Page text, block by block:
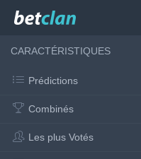
CARACTÉRISTIQUES
Prédictions
Combinés
Les plus Votés